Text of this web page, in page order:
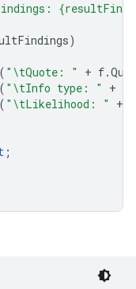
)
( "\tQuote: " + f.
( "\tInfo type: " +
( "\tLikelihood: " +
;